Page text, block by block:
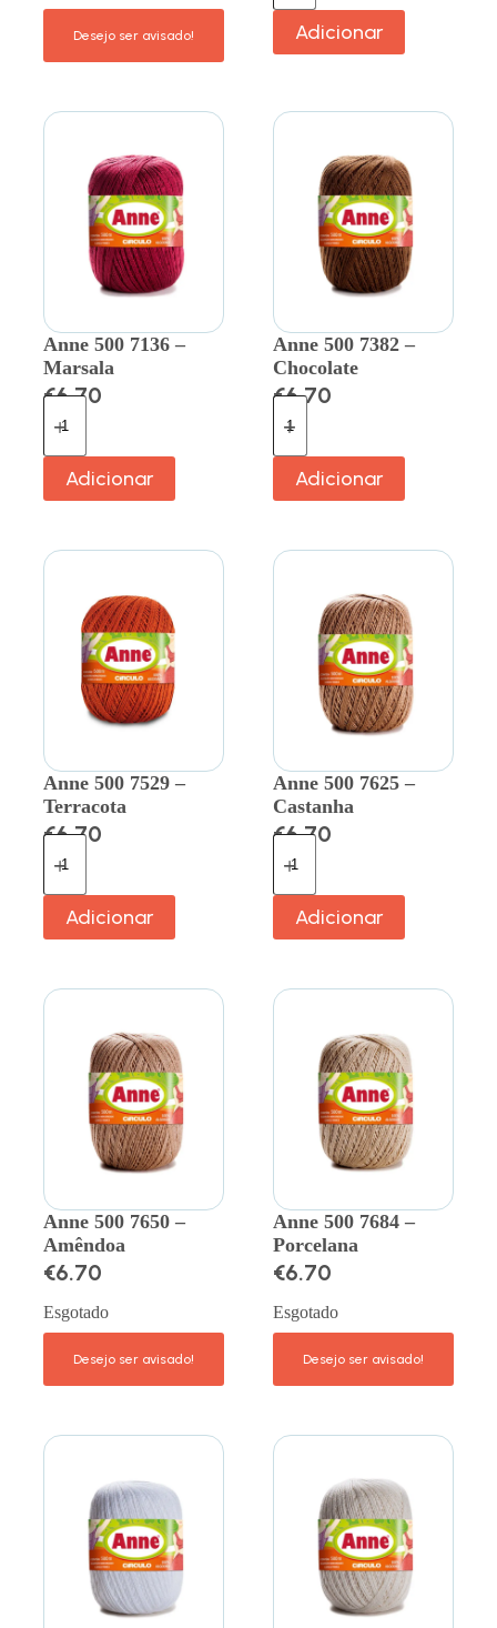
Adicionar
Anne 500 7136 –
Marsala
€6.70
Adicionar
Anne 500 7382 –
Chocolate
€6.70
Adicionar
Anne 500 7529 –
Terracota
€6.70
Adicionar
Anne 500 7625 –
Castanha
€6.70
Adicionar
Anne 500 7650 –
Amêndoa
€6.70
Esgotado
Anne 500 7684 –
Porcelana
€6.70
Esgotado